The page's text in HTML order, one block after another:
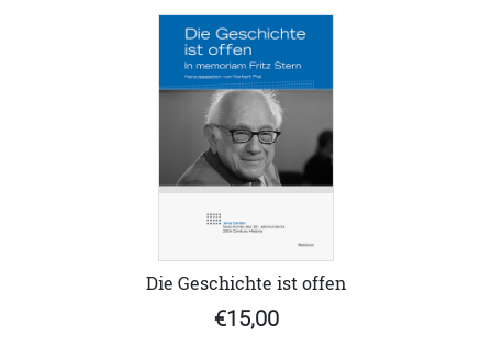
Die Geschichte ist offen
€15,00